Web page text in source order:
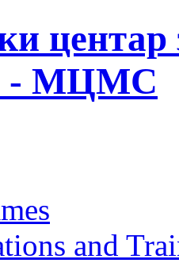
центар
- МЦМС
and